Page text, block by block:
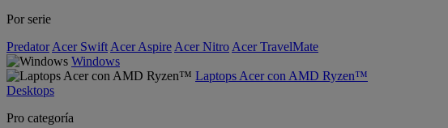
Por serie
Predator Acer Swift Acer Aspire Acer Nitro Acer TravelMate
Windows
Laptops Acer con AMD Ryzen™
Desktops
Pro categoría